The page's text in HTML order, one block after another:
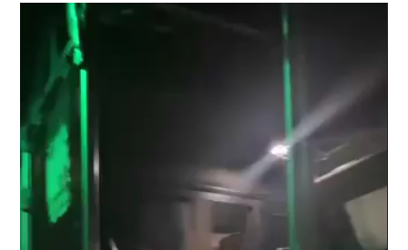
Reproductor
vídeo